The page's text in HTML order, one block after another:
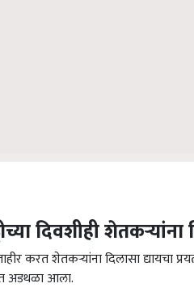
दिवशीही
करत शेतकऱ्यांना दिलासा द्यायचा
अडथळा आला.